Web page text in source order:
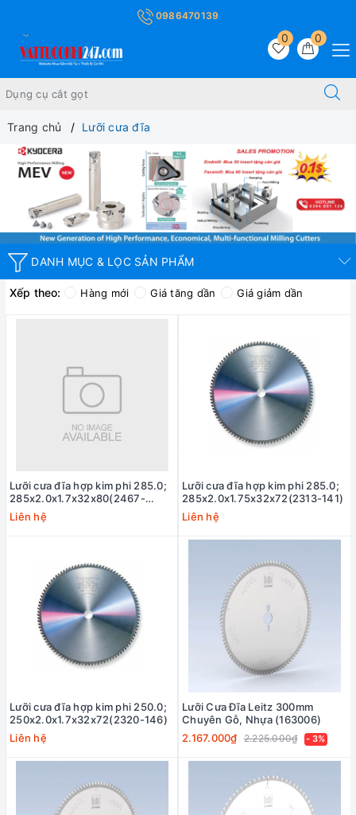
0986470139
0
0
Trang chủ Lưỡi cưa đĩa
DANH MỤC & LỌC SẢN PHẨM
Xếp theo: Hàng mới Giá tăng dần Giá giảm dần
Lưỡi cưa đĩa hợp kim phi 285.0;
285x2.0x1.7x32x80(2467-
211)Type C(Tanaka)
Liên hệ
Lưỡi cưa đĩa hợp kim phi 285.0;
285x2.0x1.75x32x72(2313-141)
Liên hệ
Lưỡi cưa đĩa hợp kim phi 250.0;
250x2.0x1.7x32x72(2320-146)
Liên hệ
Lưỡi Cưa Đĩa Leitz 300mm
Chuyên Gỗ, Nhựa (163006)
2.167.000₫ 2.225.000₫ - 3%